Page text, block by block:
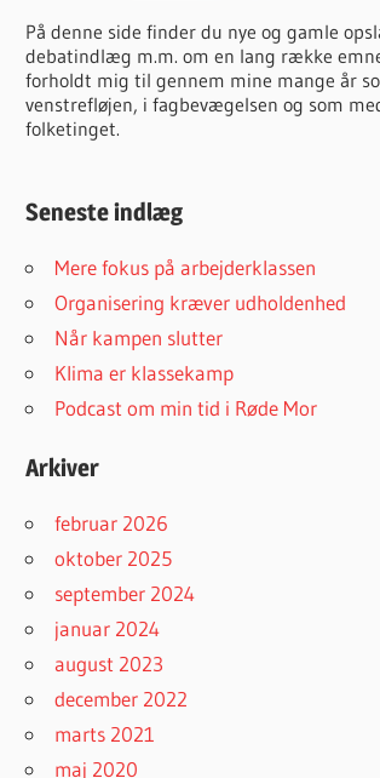
På denne side finder du nye og gamle
debatindlæg m.m. om en lang række
forholdt mig til gennem mine mange år
venstrefløjen, i fagbevægelsen og som
folketinget.
Seneste indlæg
Mere fokus på arbejderklassen
Organisering kræver udholdenhed
Når kampen slutter
Klima er klassekamp
Podcast om min tid i Røde Mor
Arkiver
februar 2026
oktober 2025
september 2024
januar 2024
august 2023
december 2022
marts 2021
maj 2020